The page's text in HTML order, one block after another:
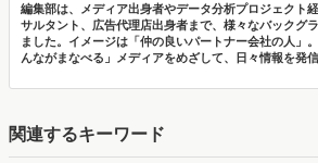
編集部は、メディア出身者やデータ分析プロジェクト
サルタント、広告代理店出身者まで、様々なバックグ
ました。イメージは「仲の良いパートナー会社の人」
んながまなべる」メディアをめざして、日々情報を発信
関連するキーワード